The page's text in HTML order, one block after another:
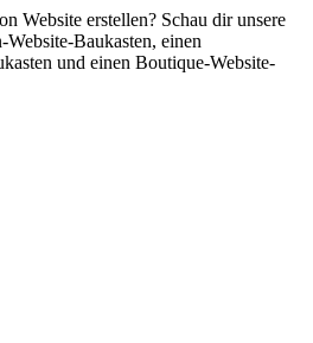
Website erstellen? Schau dir unsere
Website-Baukasten, einen
und einen Boutique-Website-